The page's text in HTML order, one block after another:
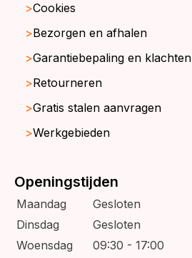
Cookies
Bezorgen en afhalen
Garantiebepaling en klachten
Retourneren
Gratis stalen aanvragen
Werkgebieden
Openingstijden
Maandag
Gesloten
Dinsdag
Gesloten
Woensdag
09:30 - 17:00